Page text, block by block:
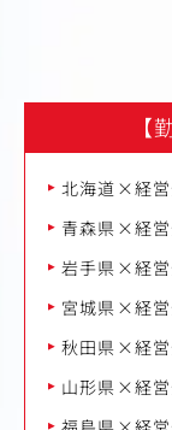
【
北海道×経営
青森県×経営
岩手県×経営
宮城県×経営
秋田県×経営
山形県×経営